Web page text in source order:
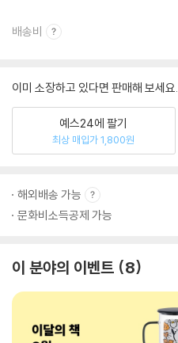
배송비
이미 소장하고 있다면 판매해 보세요.
예스24에 팔기
최상 매입가 1,800원
해외배송 가능
문화비소득공제 가능
이 분야의 이벤트 8